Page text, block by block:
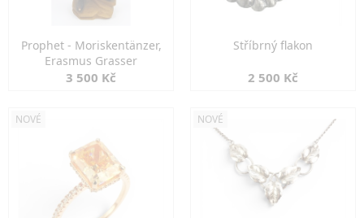
Prophet - Moriskentänzer,
Erasmus Grasser
3 500 Kč
Stříbrný flakon
2 500 Kč
NOVÉ NOVÉ